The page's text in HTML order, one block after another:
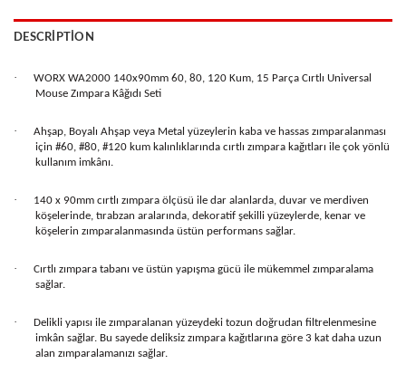
DESCRIPTION
·
WORX WA2000 140x90mm 60, 80, 120 Kum, 15 Parça Cırtlı Universal
Mouse Zımpara Kâğıdı Seti
·
Ahşap, Boyalı Ahşap veya Metal yüzeylerin kaba ve hassas zımparalanması
için #60, #80, #120 kum kalınlıklarında cırtlı zımpara kağıtları ile çok yönlü
kullanım imkânı.
·
140 x 90mm cırtlı zımpara ölçüsü ile dar alanlarda, duvar ve merdiven
köşelerinde, tırabzan aralarında, dekoratif şekilli yüzeylerde, kenar ve
köşelerin zımparalanmasında üstün performans sağlar.
·
Cırtlı zımpara tabanı ve üstün yapışma gücü ile mükemmel zımparalama
sağlar.
·
Delikli yapısı ile zımparalanan yüzeydeki tozun doğrudan filtrelenmesine
imkân sağlar. Bu sayede deliksiz zımpara kağıtlarına göre 3 kat daha uzun
alan zımparalamanızı sağlar.